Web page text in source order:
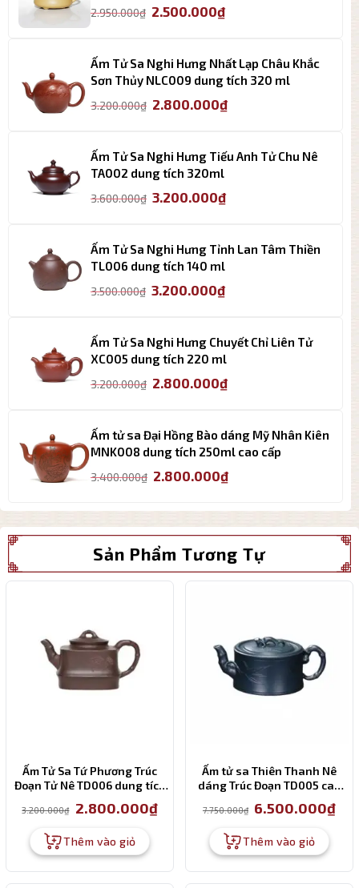
2.950.000₫ Giá
2.950.000₫.
2.500.000₫Giá
là:
2.500.000₫.
Ấm Tử Sa Nghi Hưng Nhất Lạp Châu Khắc
Sơn Thủy NLC009 dung tích 320 ml
3.200.000₫ Giá
3.200.000₫.
2.800.000₫Giá
là:
Ấm Tử Sa Nghi Hưng Tiếu Anh Tử Chu Nê
TA002 dung tích 320ml
3.600.000₫ Giá
3.600.000₫.
3.200.000₫Giá
là:
Ấm Tử Sa Nghi Hưng Tỉnh Lan Tâm Thiền
TL006 dung tích 140 ml
3.500.000₫ Giá
3.500.000₫.
3.200.000₫Giá
là:
3.200.000₫.
Ấm Tử Sa Nghi Hưng Chuyết Chỉ Liên Tử
XC005 dung tích 220 ml
3.200.000₫ Giá
3.200.000₫.
2.800.000₫Giá
là:
2.800.000₫.
Ấm tử sa Đại Hồng Bào dáng Mỹ Nhân Kiên
MNK008 dung tích 250ml cao cấp
3.400.000₫ Giá
là:
3.400.000₫.
2.800.000₫Giá
tại
là:
Sản Phẩm Tương Tự
Ấm Tử Sa Tứ Phương Trúc
Đoạn Tử Nê TD006 dung tích
3.200.000₫ Giá
gốc
3.200.000₫.
2.800.000₫Giá
hiện
2.800.000₫.
Thêm vào giỏ
Ấm tử sa Thiên Thanh Nê
dáng Trúc Đoạn TD005 cao
7.750.000₫ Giá
gốc
7.750.000₫.
6.500.000₫Giá
Thêm vào giỏ